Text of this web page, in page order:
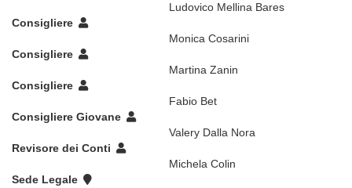
Ludovico Mellina Bares
Consigliere
Monica Cosarini
Consigliere
Martina Zanin
Consigliere
Fabio Bet
Consigliere Giovane
Valery Dalla Nora
Revisore dei Conti
Michela Colin
Sede Legale